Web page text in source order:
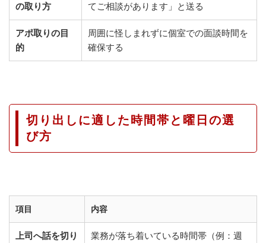
の取り方
てご相談があります」と送る
アポ取りの目
的
周囲に怪しまれずに個室での面談時間を
確保する
切り出しに適した時間帯と曜日の選
び方
項目 内容
上司へ話を切り
業務が落ち着いている時間帯（例：週